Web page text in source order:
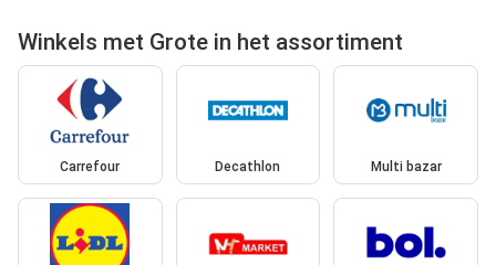
Winkels met Grote in het assortiment
Carrefour Decathlon Multi bazar